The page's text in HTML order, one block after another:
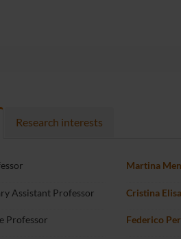
Research interests
Assistant Professor
Professor
Martina
Cristina
Federico